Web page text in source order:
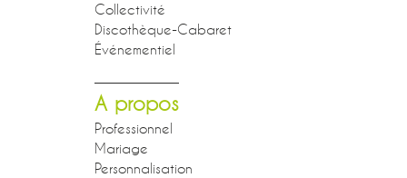
Collectivité
Discothèque-Cabaret
Événementiel
A propos
Professionnel
Mariage
Personnalisation